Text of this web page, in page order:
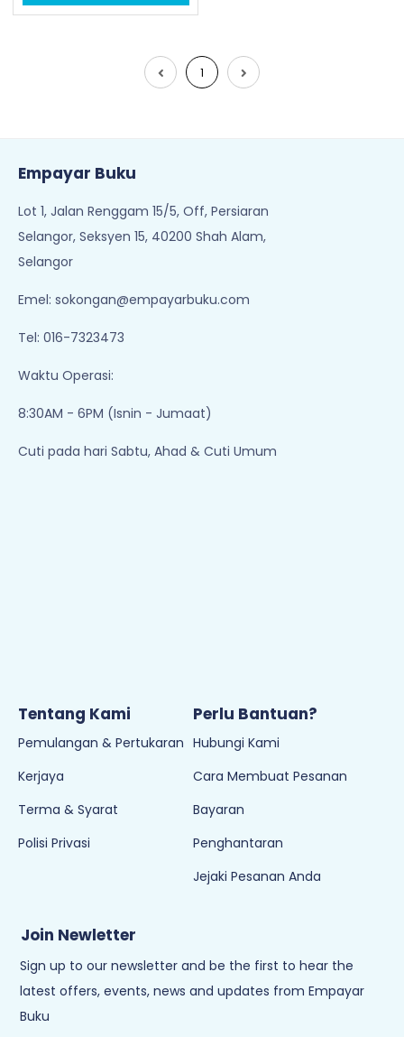
1
Empayar Buku
Lot 1, Jalan Renggam 15/5, Off, Persiaran
Selangor, Seksyen 15, 40200 Shah Alam,
Selangor
Emel: sokongan@empayarbuku.com
Tel: 016-7323473
Waktu Operasi:
8:30AM - 6PM (Isnin - Jumaat)
Cuti pada hari Sabtu, Ahad & Cuti Umum
Tentang Kami
Pemulangan & Pertukaran
Kerjaya
Terma & Syarat
Polisi Privasi
Perlu Bantuan?
Hubungi Kami
Cara Membuat Pesanan
Bayaran
Penghantaran
Jejaki Pesanan Anda
Join Newletter
Sign up to our newsletter and be the first to hear the
latest offers, events, news and updates from Empayar
Buku